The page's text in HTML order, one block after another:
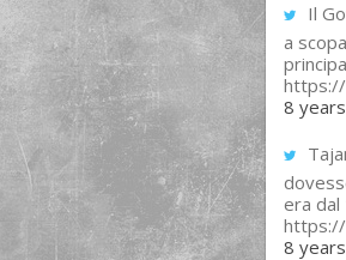
Il
a
8
era dal
https://
8